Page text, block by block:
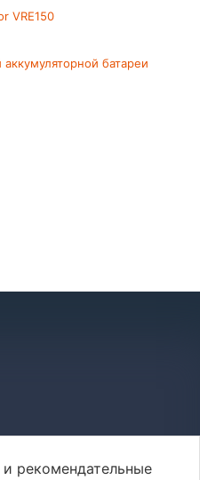
VRE150
батареи
рекомендательные